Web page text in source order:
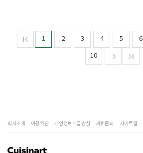
1 2 3 4 5 6
10
회사소개 이용약관 개인정보취급방침 제휴문의 사이트맵